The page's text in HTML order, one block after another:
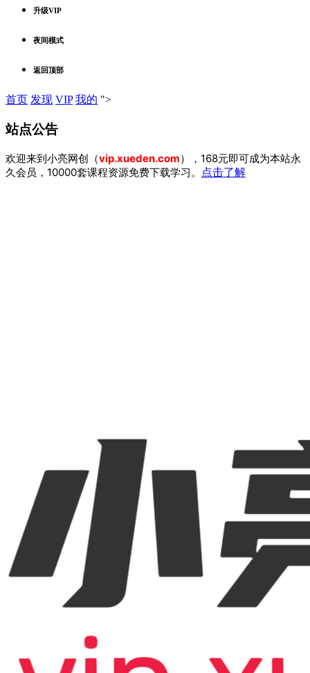
升级VIP
夜间模式
返回顶部
首页 发现 VIP 我的 ">
站点公告
欢迎来到小亮网创（vip.xueden.com），168元即可成为本站永
久会员，10000套课程资源免费下载学习。
点击了解